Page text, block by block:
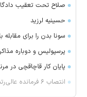
صلاح تحت تعقیب
حسینیه لرزید
سونا بدن را برای
پرسپولیس و دوباره
پایان کار قاچاقچی در مرند با کشف
انتصاب ۶ فرمانده عالی‌رتبه در نیروهای مسلح توسط رهبر انقلاب